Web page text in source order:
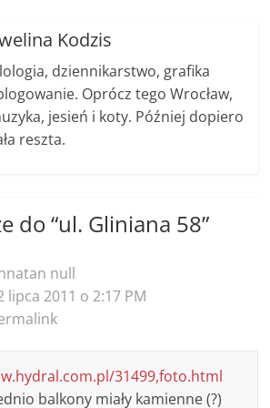
n
k
Kodzis
dziennikarstwo, grafika
Oprócz tego Wrocław,
jesień i koty. Później dopiero
reszta.
do “ul. Gliniana 58”
null
lipca 2011 o 2:17 PM
31499,foto.html
balkony miały kamienne (?)